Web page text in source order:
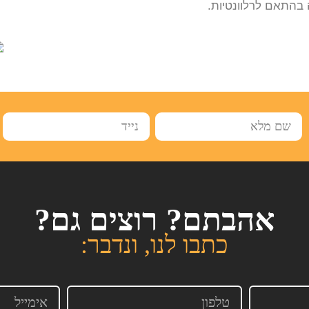
לרלוונטיות.
אהבתם? רוצים גם?
כתבו לנו, ונדבר: